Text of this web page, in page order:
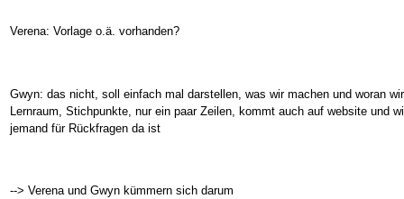
Verena: Vorlage o.ä. vorhanden?
Gwyn: das nicht, soll einfach mal darstellen, was wir machen und woran
Lernraum, Stichpunkte, nur ein paar Zeilen, kommt auch auf website und
jemand für Rückfragen da ist
--> Verena und Gwyn kümmern sich darum